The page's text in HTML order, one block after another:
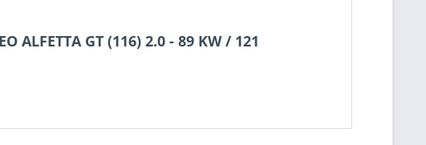
GT (116) 2.0 - 89 KW / 121